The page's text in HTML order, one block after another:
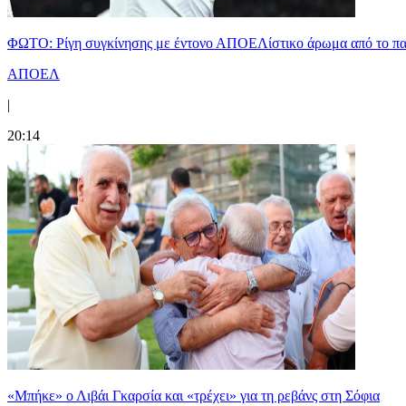
ΦΩΤΟ: Ρίγη συγκίνησης με έντονο ΑΠΟΕΛίστικο άρωμα από το
ΑΠΟΕΛ
|
20:14
«Μπήκε» ο Λιβάι Γκαρσία και «τρέχει» για τη ρεβάνς στη Σόφια